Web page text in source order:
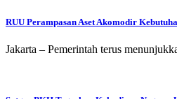
RUU Perampasan Aset Akomodir
Jakarta – Pemerintah terus